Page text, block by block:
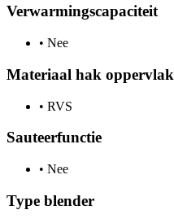
Verwarmingscapaciteit
• Nee
Materiaal hak oppervlak
• RVS
Sauteerfunctie
• Nee
Type blender